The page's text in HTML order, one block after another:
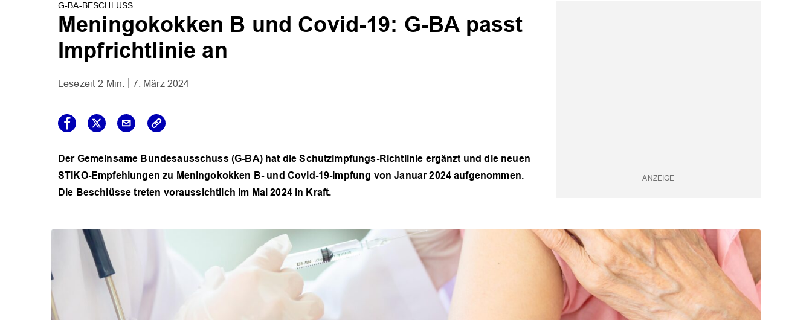
G-BA-BESCHLUSS
Meningokokken B und Covid-19: G-BA passt
Impfrichtlinie an
2 Min. 7. März 2024
Der Gemeinsame Bundesausschuss (G-BA) hat die Schutzimpfungs-Richtlinie ergänzt und die neuen
STIKO-Empfehlungen zu Meningokokken B- und Covid-19-Impfung von Januar 2024 aufgenommen.
Die Beschlüsse treten voraussichtlich im Mai 2024 in Kraft.